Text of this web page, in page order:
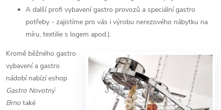
A další profi vybavení gastro provozů a speciální gastro
potřeby - zajistíme pro vás i výrobu nerezového nábytku na
míru, textilie s logem apod.).
Kromě běžného gastro
vybavení a gastro
nádobí nabízí eshop
Gastro Novotný
Brno také